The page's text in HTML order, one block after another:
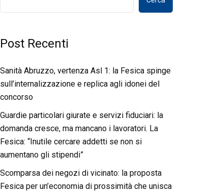
Post Recenti
Sanità Abruzzo, vertenza Asl 1: la Fesica spinge
sull’internalizzazione e replica agli idonei del
concorso
Guardie particolari giurate e servizi fiduciari: la
domanda cresce, ma mancano i lavoratori. La
Fesica: “Inutile cercare addetti se non si
aumentano gli stipendi”
Scomparsa dei negozi di vicinato: la proposta
Fesica per un’economia di prossimità che unisca